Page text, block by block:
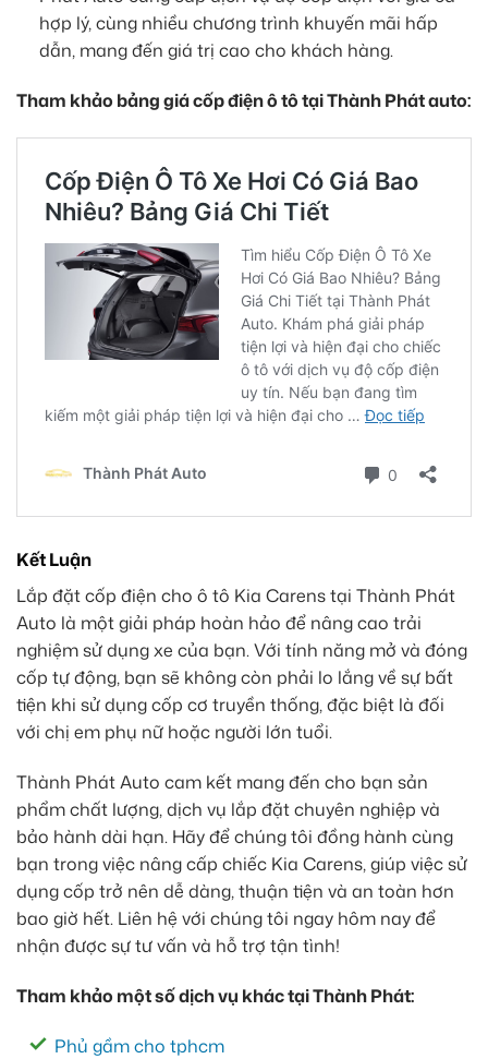
hợp lý, cùng nhiều chương trình khuyến mãi hấp
dẫn, mang đến giá trị cao cho khách hàng.
Tham khảo bảng giá cốp điện ô tô tại Thành Phát auto:
Kết Luận
Lắp đặt cốp điện cho ô tô Kia Carens tại Thành Phát
Auto là một giải pháp hoàn hảo để nâng cao trải
nghiệm sử dụng xe của bạn. Với tính năng mở và đóng
cốp tự động, bạn sẽ không còn phải lo lắng về sự bất
tiện khi sử dụng cốp cơ truyền thống, đặc biệt là đối
với chị em phụ nữ hoặc người lớn tuổi.
Thành Phát Auto cam kết mang đến cho bạn sản
phẩm chất lượng, dịch vụ lắp đặt chuyên nghiệp và
bảo hành dài hạn. Hãy để chúng tôi đồng hành cùng
bạn trong việc nâng cấp chiếc Kia Carens, giúp việc sử
dụng cốp trở nên dễ dàng, thuận tiện và an toàn hơn
bao giờ hết. Liên hệ với chúng tôi ngay hôm nay để
nhận được sự tư vấn và hỗ trợ tận tình!
Tham khảo một số dịch vụ khác tại Thành Phát:
Phủ gầm cho tphcm